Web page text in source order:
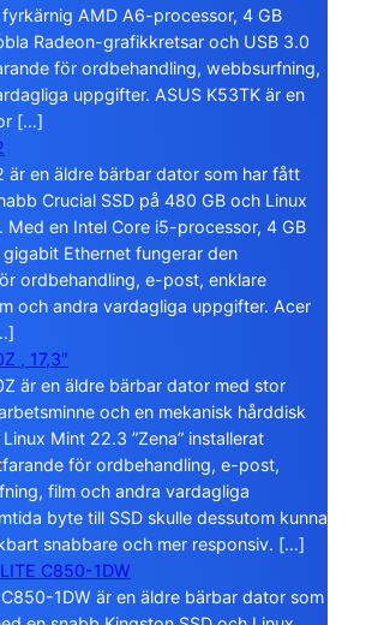
AMD A6-processor, 4 GB
Radeon-grafikkretsar och USB 3.0
för ordbehandling, webbsurfning,
uppgifter. ASUS K53TK är en
[…]
är en äldre bärbar dator som har fått
Crucial SSD på 480 GB och Linux
Med en Intel Core i5-processor, 4 GB
Ethernet fungerar den
ordbehandling, e-post, enklare
och andra vardagliga uppgifter. Acer
, 17,3″
är en äldre bärbar dator med stor
och en mekanisk hårddisk
Mint 22.3 ”Zena” installerat
för ordbehandling, e-post,
film och andra vardagliga
byte till SSD skulle dessutom kunna
snabbare och mer responsiv. […]
C850-1DW
1DW är en äldre bärbar dator som